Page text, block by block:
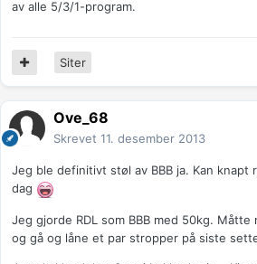
av alle 5/3/1-program.
Siter
Ove_68
Skrevet 11. desember 2013
Jeg ble definitivt støl av BBB ja. Kan knapt
dag
Jeg gjorde RDL som BBB med 50kg.
og gå og låne et par stropper på siste